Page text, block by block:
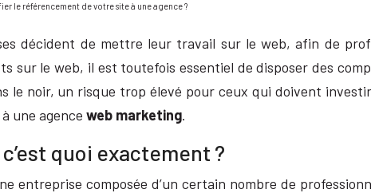
le référencement de votre site à une agence ?
décident de mettre leur travail sur le web, afin de
sur le web, il est toutefois essentiel de disposer des
le noir, un risque trop élevé pour ceux qui doivent
une agence web marketing.
quoi exactement ?
entreprise composée d’un certain nombre de